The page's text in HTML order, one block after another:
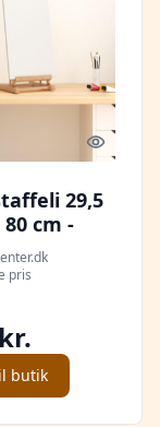
Quick
29,5
80 cm -
fyrretræ
pris
butik